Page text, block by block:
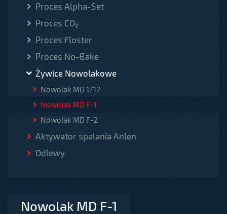
Proces Alpha-Set
Proces CO₂
Proces Floster
Proces No-Bake
Żywice Nowolakowe
Nowolak MD 1/12
Nowolak MD F-1
Nowolak MD F-2
Aktywator spalania Anlen
Odlewy
Nowolak MD F-1